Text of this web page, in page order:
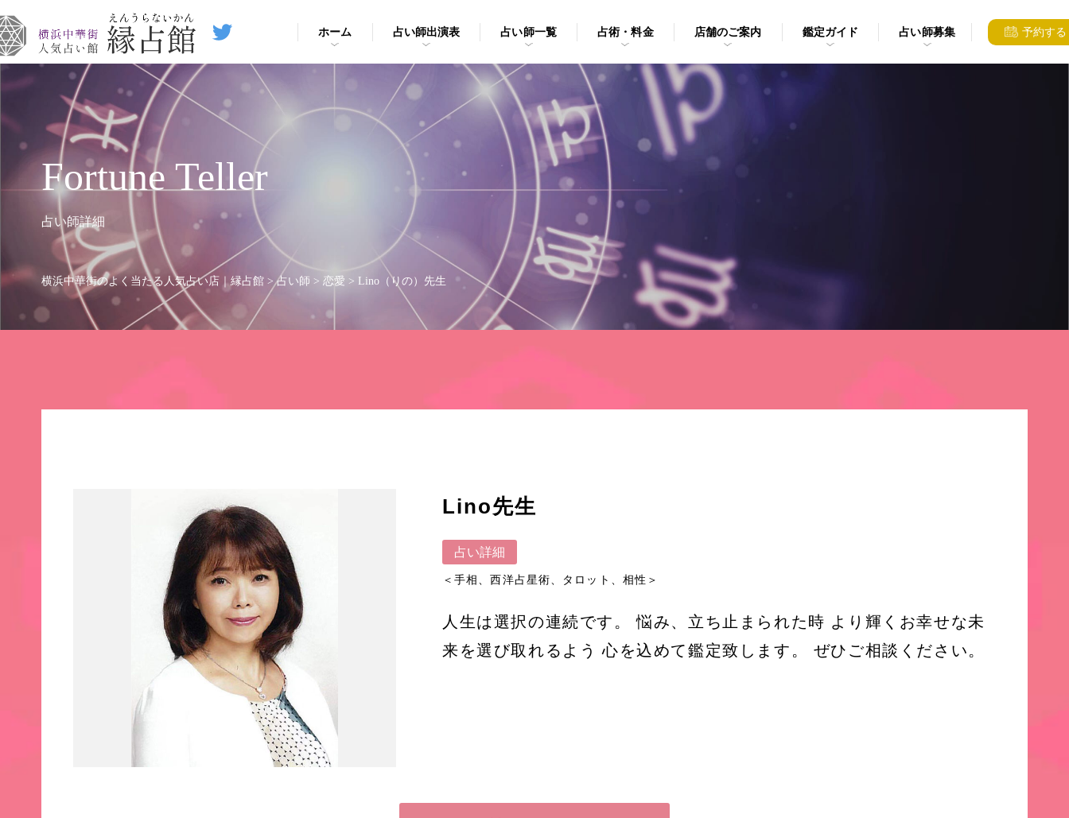
ホーム 占い師出演表 占い師一覧 占術・料金 店舗のご案内 鑑定ガイド 占い師募集 予約する
Fortune Teller
占い師詳細
横浜中華街のよく当たる人気占い店｜縁占館 >占い師 > 恋愛 > Lino（りの）先生
Lino先生
占い詳細
＜手相、西洋占星術、タロット、相性＞
人生は選択の連続です。 悩み、立ち止まられた時 より輝くお幸せな未
来を選び取れるよう 心を込めて鑑定致します。 ぜひご相談ください。